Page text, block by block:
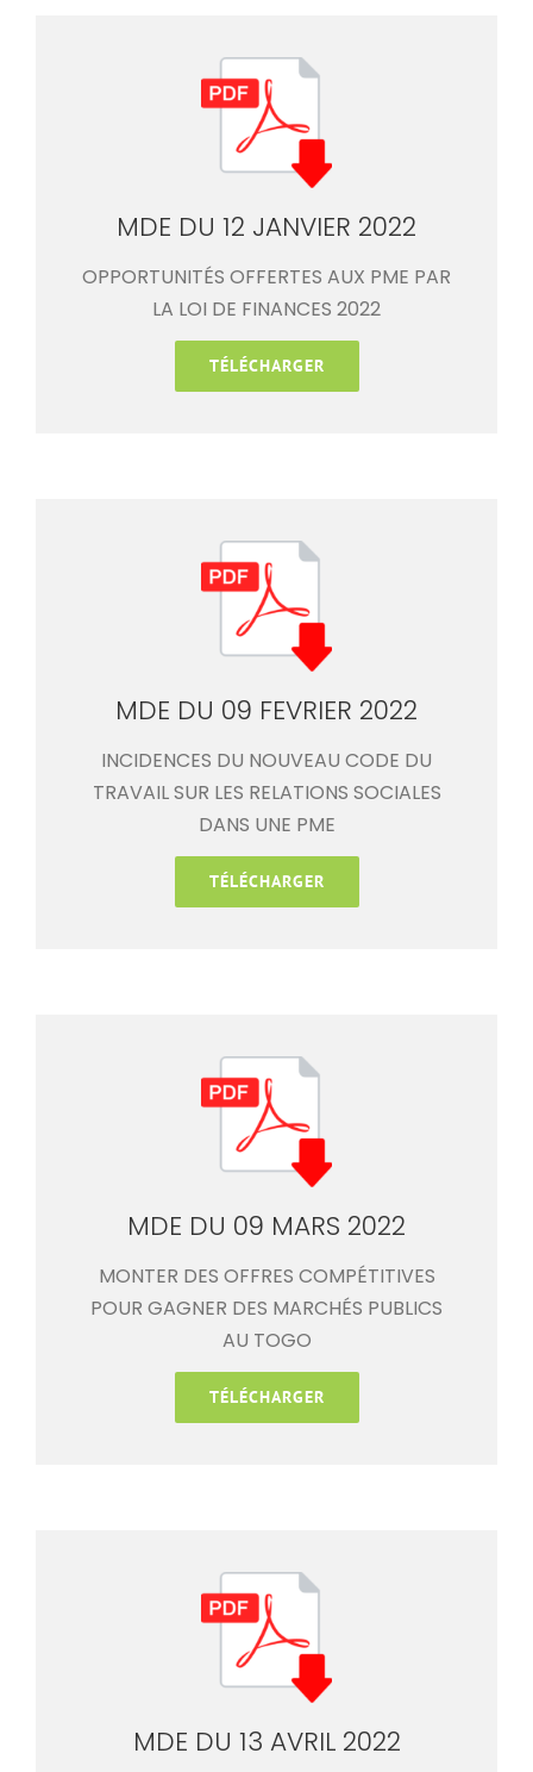
MDE DU 12 JANVIER 2022
OPPORTUNITÉS OFFERTES AUX PME PAR
LA LOI DE FINANCES 2022
TÉLÉCHARGER
MDE DU 09 FEVRIER 2022
INCIDENCES DU NOUVEAU CODE DU
TRAVAIL SUR LES RELATIONS SOCIALES
DANS UNE PME
TÉLÉCHARGER
MDE DU 09 MARS 2022
MONTER DES OFFRES COMPÉTITIVES
POUR GAGNER DES MARCHÉS PUBLICS
AU TOGO
TÉLÉCHARGER
MDE DU 13 AVRIL 2022